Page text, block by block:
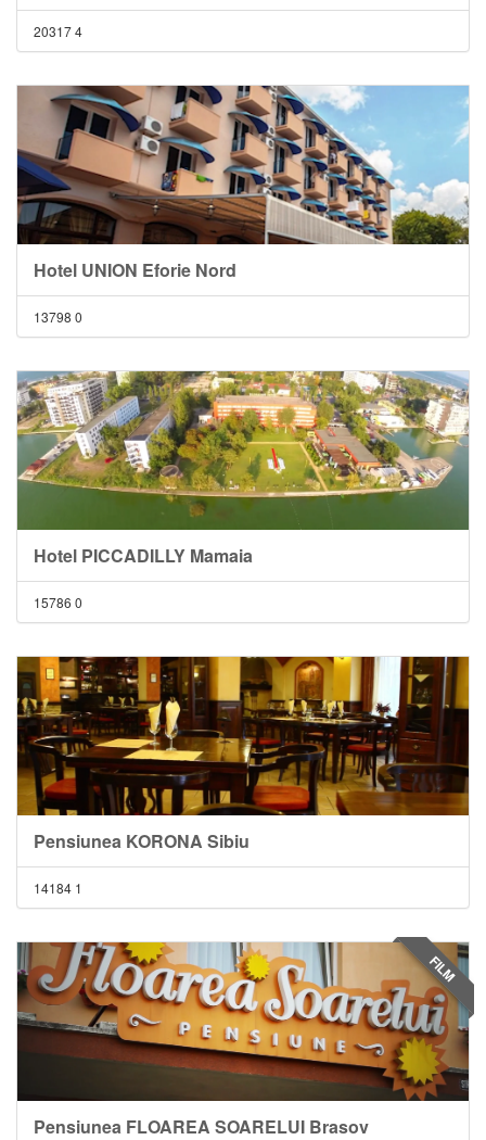
203174
Hotel UNION Eforie Nord
13798 0
Hotel PICCADILLY Mamaia
15786 0
Pensiunea KORONA Sibiu
14184 1
Pensiunea FLOAREA SOARELUI Brasov
FILM